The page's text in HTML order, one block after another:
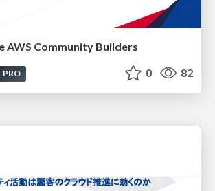
AWS Community Builders
PRO 0 82